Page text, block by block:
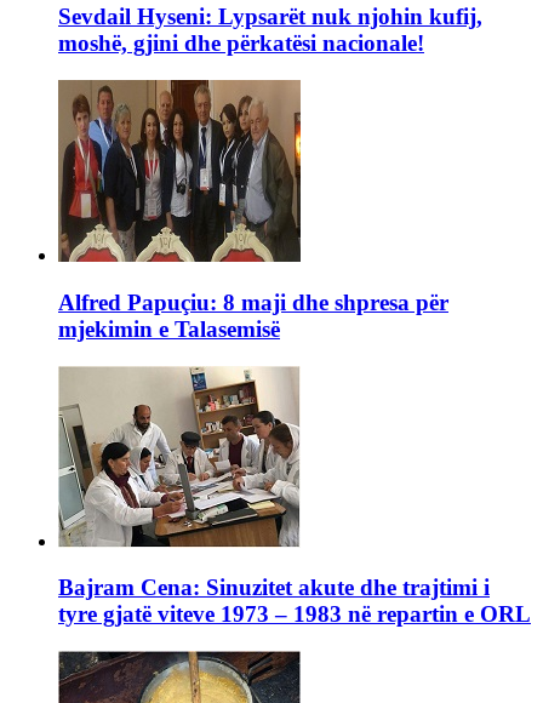
Sevdail Hyseni: Lypsarët nuk njohin kufij,
moshë, gjini dhe përkatësi nacionale!
Alfred Papuçiu: 8 maji dhe shpresa për
mjekimin e Talasemisë
Bajram Cena: Sinuzitet akute dhe trajtimi i
tyre gjatë viteve 1973 – 1983 në repartin e ORL